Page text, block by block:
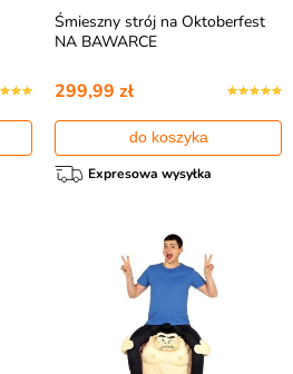
Śmieszny strój na Oktoberfest
NA BAWARCE
299,99 zł
do koszyka
Expresowa wysyłka